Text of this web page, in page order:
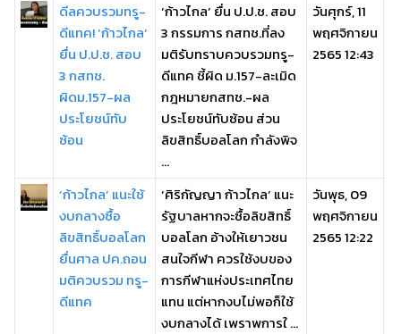
ดีลควบรวมทรู-
ดีแทค! ‘ก้าวไกล’
ยื่น ป.ป.ช. สอบ
3 กสทช.
ผิดม.157-ผล
ประโยชน์ทับ
ซ้อน
‘ก้าวไกล’ ยื่น ป.ป.ช. สอบ
3 กรรมการ กสทช.ที่ลง
มติรับทราบควบรวมทรู-
ดีแทค ชี้ผิด ม.157-ละเมิด
กฎหมายกสทช.-ผล
ประโยชน์ทับซ้อน ส่วน
ลิขสิทธิ์บอลโลก กำลังพิจ
...
วันศุกร์, 11
พฤศจิกายน
2565 12:43
‘ก้าวไกล’ แนะใช้
งบกลางซื้อ
ลิขสิทธิ์บอลโลก
ยื่นศาล ปค.ถอน
มติควบรวม ทรู-
ดีแทค
‘ศิริกัญญา ก้าวไกล’ แนะ
รัฐบาลหากจะซื้อลิขสิทธิ์
บอลโลก อ้างให้เยาวชน
สนใจกีฬา ควรใช้งบของ
การกีฬาแห่งประเทศไทย
แทน แต่หากงบไม่พอก็ใช้
งบกลางได้ เพราพการใ ...
วันพุธ, 09
พฤศจิกายน
2565 12:22